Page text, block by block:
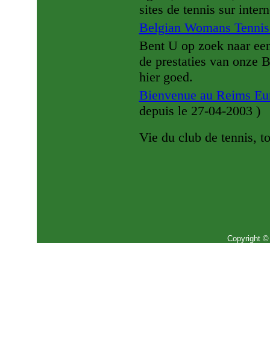
sites de tennis sur
Belgian Womans
Bent U op zoek naar
de prestaties van onze
hier goed.
Bienvenue au Reims
depuis le 27-04-2003 )
Vie du club de tennis,
Copyright